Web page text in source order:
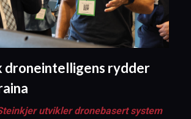
droneintelligens rydder
utvikler dronebasert system